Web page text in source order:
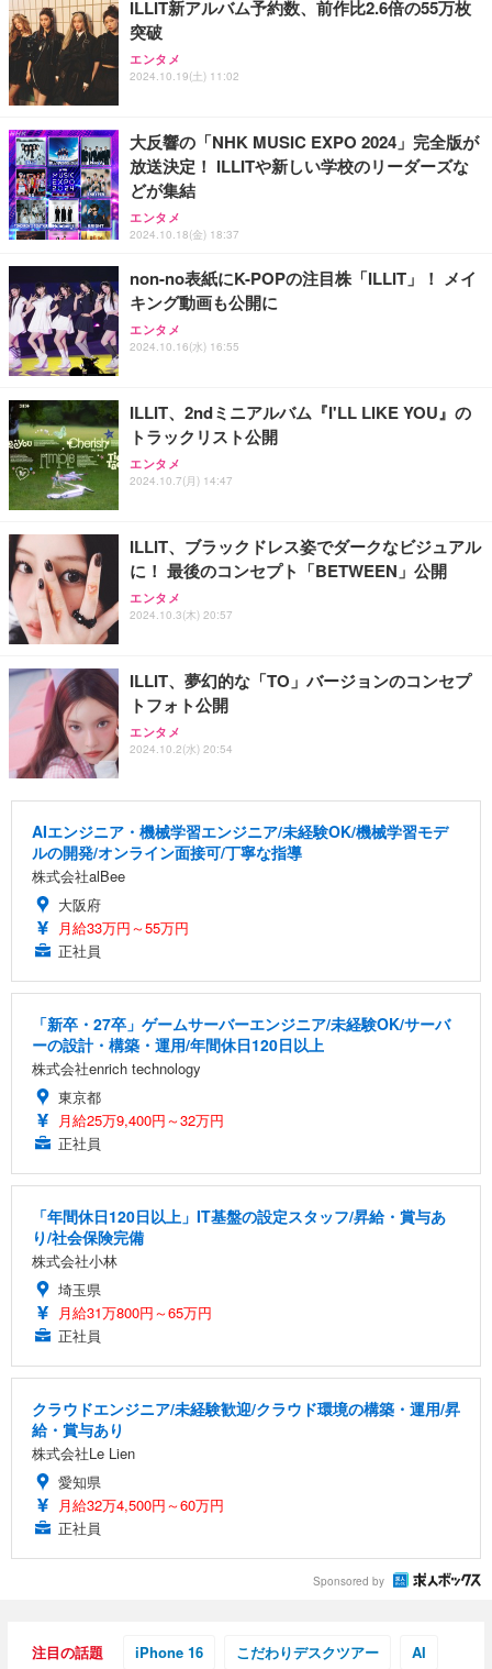
務用 おしゃれ パソコンチェア (ホワイト)
ANDWINT オフィスチェア デスクチェア 肘なし メ
ッシュ 通気性 ランバーサポート付き 腰サポート ガ
ス圧無段階昇降 360度回転 キャスター付き コンパク
【MiniLED/24.5inch/280Hz/FHD】GRAPHT THE S
HOOTER Gaming Monitor 24” Essential ゲーミン
グモニター QD 24.5インチ 1ms FHD 量子ドット 残
アイリスオーヤマ ペットシーツ 超厚型 お徳用 レギ
ュラー 200枚入【Amazon.co.jp限定】
ILLIT新アルバム予約数、前作比2.6倍の55万枚
突破
エンタメ
2024.10.19(土) 11:02
大反響の「NHK MUSIC EXPO 2024」完全版が
放送決定！ ILLITや新しい学校のリーダーズな
どが集結
エンタメ
2024.10.18(金) 18:37
non-no表紙にK-POPの注目株「ILLIT」！ メイ
キング動画も公開に
エンタメ
2024.10.16(水) 16:55
ILLIT、2ndミニアルバム『I'LL LIKE YOU』の
トラックリスト公開
エンタメ
2024.10.7(月) 14:47
ILLIT、ブラックドレス姿でダークなビジュアル
に！ 最後のコンセプト「BETWEEN」公開
エンタメ
2024.10.3(木) 20:57
ILLIT、夢幻的な「TO」バージョンのコンセプ
トフォト公開
エンタメ
2024.10.2(水) 20:54
AIエンジニア・機械学習エンジニア/未経験OK/機械学習モデ
ルの開発/オンライン面接可/丁寧な指導
株式会社alBee
大阪府
月給33万円～55万円
正社員
「新卒・27卒」ゲームサーバーエンジニア/未経験OK/サーバ
ーの設計・構築・運用/年間休日120日以上
株式会社enrich technology
東京都
月給25万9,400円～32万円
正社員
「年間休日120日以上」IT基盤の設定スタッフ/昇給・賞与あ
り/社会保険完備
株式会社小林
埼玉県
月給31万800円～65万円
正社員
クラウドエンジニア/未経験歓迎/クラウド環境の構築・運用/昇
給・賞与あり
株式会社Le Lien
愛知県
月給32万4,500円～60万円
正社員
Sponsored by
注目の話題 iPhone 16 こだわりデスクツアー AI